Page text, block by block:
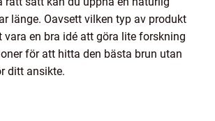
länge. Oavsett vilken typ av produkt
vara en bra idé att göra lite forskning
för att hitta den bästa brun utan
ditt ansikte.